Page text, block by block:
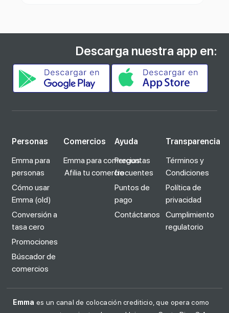
Descarga nuestra app en:
Personas
Emma para
personas
Cómo usar
Emma (old)
Conversión a
tasa cero
Promociones
Búscador de
comercios
Comercios
Emma para comercios
Afilia tu comercio
Ayuda
Preguntas
frecuentes
Puntos de
pago
Contáctanos
Transparencia
Términos y
Condiciones
Política de
privacidad
Cumplimiento
regulatorio
Emma es un canal de colocación crediticio, que opera como